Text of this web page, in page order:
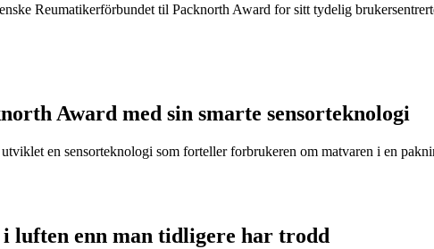
Reumatikerförbundet til Packnorth Award for sitt tydelig
Award med sin smarte sensorteknologi
en sensorteknologi som forteller forbrukeren om matvaren i en
enn man tidligere har trodd